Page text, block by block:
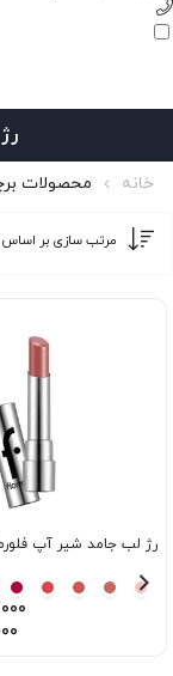
خانه محصولات
رژ لب جامد شیر آپ